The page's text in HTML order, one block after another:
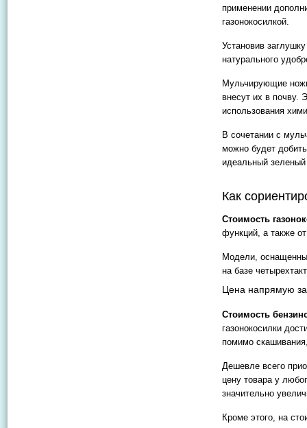
применении
газонокосилкой.
Установив
натурального
Мульчирующие
внесут их в почву.
использования
В сочетании с
можно будет
идеальный зеленый
Как
Стоимость
функций, а также
Модели,
на базе
Цена напрямую
Стоимость
газонокосилки
помимо
Дешевле всего
цену товара у
значительно
Кроме этого, на